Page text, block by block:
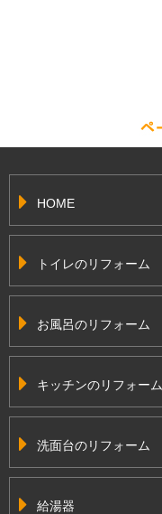
HOME
トイレのリフォーム
お風呂のリフォーム
キッチンのリフォーム
洗面台のリフォーム
給湯器